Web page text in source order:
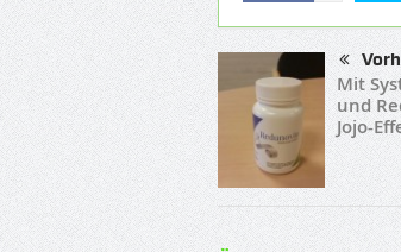
Mit
und
Jojo-